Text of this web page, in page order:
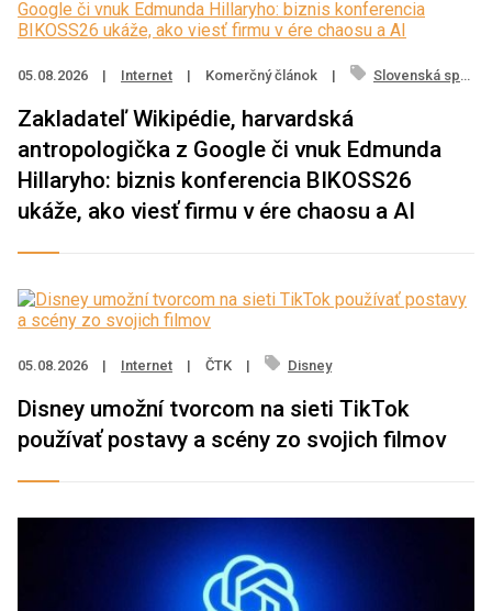
05.08.2026 | Internet | Komerčný článok | Slovenská sporiteľňa
Zakladateľ Wikipédie, harvardská
antropologička z Google či vnuk Edmunda
Hillaryho: biznis konferencia BIKOSS26
ukáže, ako viesť firmu v ére chaosu a AI
05.08.2026 | Internet | ČTK | Disney
Disney umožní tvorcom na sieti TikTok
používať postavy a scény zo svojich filmov